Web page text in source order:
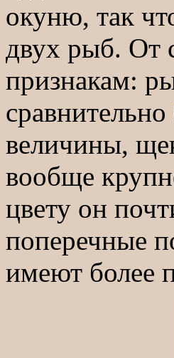
окуню, так
двух рыб. От
признакам:
величины,
вообще
цвету он
поперечные
имеют более